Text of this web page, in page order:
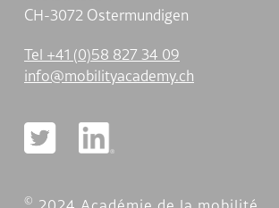
CH-3072 Ostermundigen
Tel +41 (0)58 827 34 09
nf
m b l ty c d my ch
©